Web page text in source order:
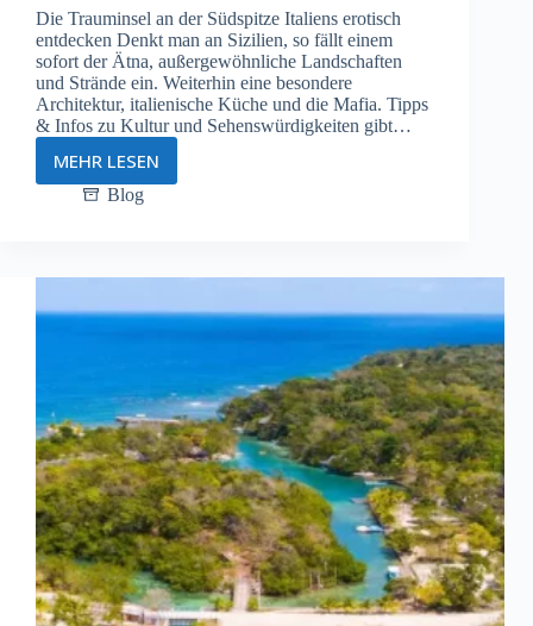
Die Trauminsel an der Südspitze Italiens erotisch
entdecken Denkt man an Sizilien, so fällt einem
sofort der Ätna, außergewöhnliche Landschaften
und Strände ein. Weiterhin eine besondere
Architektur, italienische Küche und die Mafia. Tipps
& Infos zu Kultur und Sehenswürdigkeiten gibt…
MEHR LESENSwingerurlaub
auf
Blog